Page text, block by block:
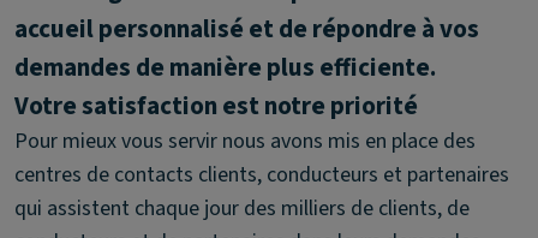
accueil personnalisé et de répondre à vos
demandes de manière plus efficiente.
Votre satisfaction est notre priorité
Pour mieux vous servir nous avons mis en place des
centres de contacts clients, conducteurs et partenaires
qui assistent chaque jour des milliers de clients, de